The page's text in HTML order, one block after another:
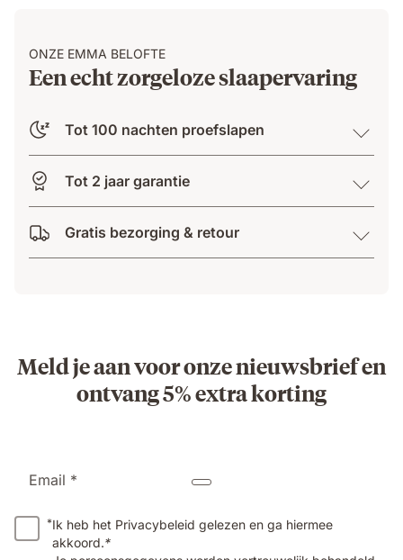
ONZE EMMA BELOFTE
Een echt zorgeloze slaapervaring
Tot 100 nachten proefslapen
Tot 2 jaar garantie
Gratis bezorging & retour
Meld je aan voor onze nieuwsbrief en
ontvang 5% extra korting
Email *
*Ik heb het Privacybeleid gelezen en ga hiermee
akkoord.*